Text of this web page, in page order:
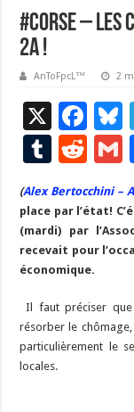
#Corse – Les
2A !
AnToFpcL™ 2
X
F
ac
e
b
o
o
T
u
m
bl
r
R
e
d
di
t
l
(Alex Bertocchini –
place par l’état!
(mardi) par
recevait pour
économique.
Il faut préciser
résorber le
particulièrement le
locales.